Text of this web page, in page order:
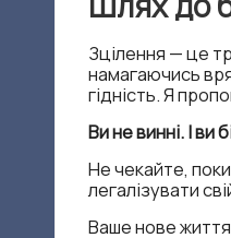
–
п
с
и
х
Зцілення — це
намагаючись
гідність. Я
Ви не винні. І
Не чекайте,
легалізувати
Ваше нове